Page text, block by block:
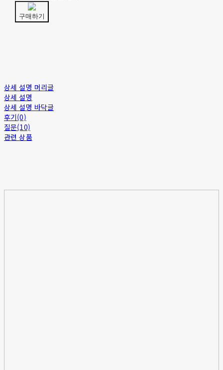
구매하기
상세 설명 머리글
상세 설명
상세 설명 바닥글
후기(0)
질문(10)
관련 상품